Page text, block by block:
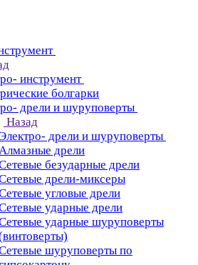
инструмент
болгарки
дрели и шуруповерты
Назад
Электро- дрели и шуруповерты
дрели
безударные дрели
дрели-миксеры
угловые дрели
ударные дрели
ударные шуруповерты
шуруповерты по